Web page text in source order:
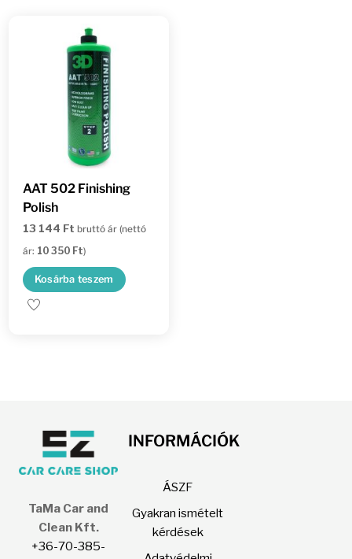
AAT 502 Finishing
Polish
13 144 Ft bruttó ár (nettó
ár: 10 350 Ft)
Kosárba teszem
TaMa Car and
Clean Kft.
+36-70-385-
INFORMÁCIÓK
ÁSZF
Gyakran ismételt
kérdések